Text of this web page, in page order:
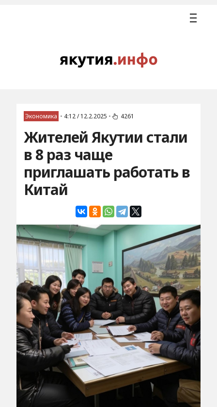
Экономика • 4:12 / 12.2.2025 • 4261
Жителей Якутии стали
в 8 раз чаще
приглашать работать в
Китай